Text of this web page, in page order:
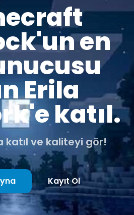
en
Erila
katıl.
katıl ve kaliteyi gör!
Kayıt Ol